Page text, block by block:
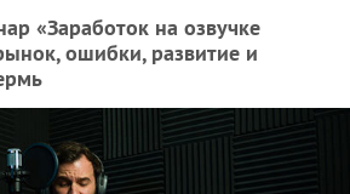
«Заработок на озвучке
ошибки, развитие и